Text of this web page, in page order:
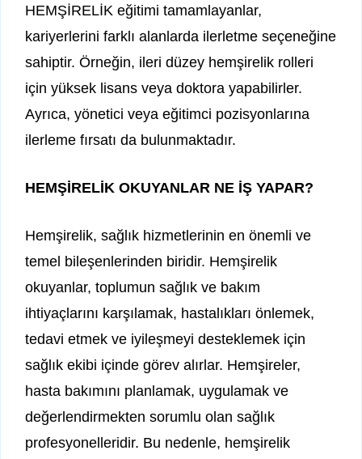
HEMŞİRELİK eğitimi tamamlayanlar,
kariyerlerini farklı alanlarda ilerletme seçeneğine
sahiptir. Örneğin, ileri düzey hemşirelik rolleri
için yüksek lisans veya doktora yapabilirler.
Ayrıca, yönetici veya eğitimci pozisyonlarına
ilerleme fırsatı da bulunmaktadır.
HEMŞİRELİK OKUYANLAR NE İŞ YAPAR?
Hemşirelik, sağlık hizmetlerinin en önemli ve
temel bileşenlerinden biridir. Hemşirelik
okuyanlar, toplumun sağlık ve bakım
ihtiyaçlarını karşılamak, hastalıkları önlemek,
tedavi etmek ve iyileşmeyi desteklemek için
sağlık ekibi içinde görev alırlar. Hemşireler,
hasta bakımını planlamak, uygulamak ve
değerlendirmekten sorumlu olan sağlık
profesyonelleridir. Bu nedenle, hemşirelik